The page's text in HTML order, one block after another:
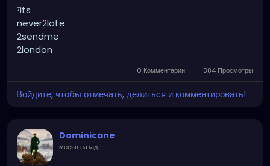
⁷its
never2late
2sendme
2london
0 Комментарии 384 Просмотры
Войдите, чтобы отмечать, делиться и комментировать!
Dominicane
месяц назад-